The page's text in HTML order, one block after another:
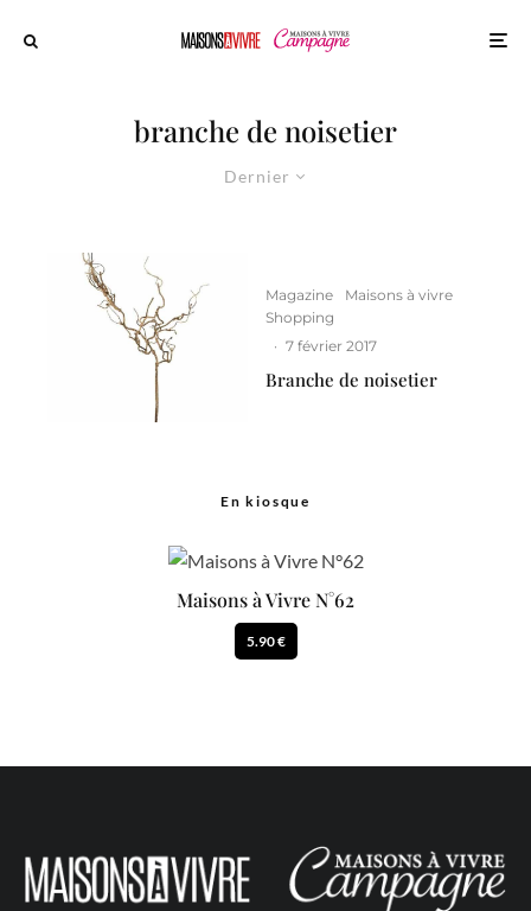
branche de noisetier
Dernier
Magazine
Maisons à vivre
Shopping
· 7 février 2017
Branche de noisetier
En kiosque
Maisons à Vivre N°62
5.90 €